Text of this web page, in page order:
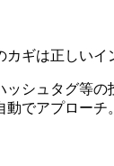
ギは正しい
シュタグ等
でアプロー